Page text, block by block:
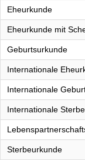
Eheurkunde
Eheurkunde mit
Geburtsurkunde
Internationale
Internationale
Internationale
Sterbeurkunde